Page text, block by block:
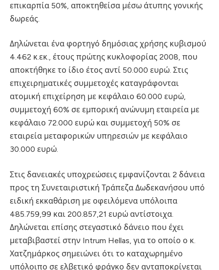
επικαρπία 50%, αποκτηθείσα μέσω άτυπης γονικής
δωρεάς.
Δηλώνεται ένα φορτηγό δημόσιας χρήσης κυβισμού
4.462 κ.εκ., έτους πρώτης κυκλοφορίας 2008, που
αποκτήθηκε το ίδιο έτος αντί 50.000 ευρώ. Στις
επιχειρηματικές συμμετοχές καταγράφονται
ατομική επιχείρηση με κεφάλαιο 60.000 ευρώ,
συμμετοχή 60% σε εμπορική ανώνυμη εταιρεία με
κεφάλαιο 72.000 ευρώ και συμμετοχή 50% σε
εταιρεία μεταφορικών υπηρεσιών με κεφάλαιο
30.000 ευρώ.
Στις δανειακές υποχρεώσεις εμφανίζονται 2 δάνεια
προς τη Συνεταιριστική Τράπεζα Δωδεκανήσου υπό
ειδική εκκαθάριση με οφειλόμενα υπόλοιπα
485.759,99 και 200.857,21 ευρώ αντίστοιχα.
Δηλώνεται επίσης στεγαστικό δάνειο που έχει
μεταβιβαστεί στην Intrum Hellas, για το οποίο ο κ.
Χατζημάρκος σημειώνει ότι το καταχωρημένο
υπόλοιπο σε ελβετικό φράγκο δεν ανταποκρίνεται